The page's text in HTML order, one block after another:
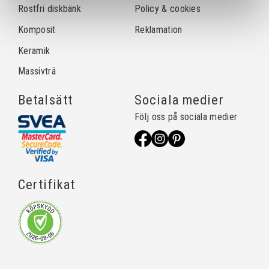
Rostfri diskbänk
Komposit
Keramik
Massivträ
Policy & cookies
Reklamation
Betalsätt
Certifikat
Sociala medier
Följ oss på sociala medier